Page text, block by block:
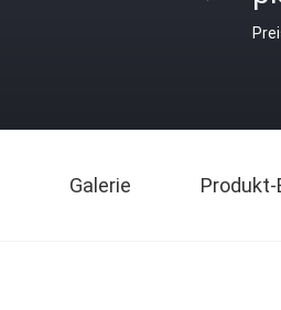
Galerie